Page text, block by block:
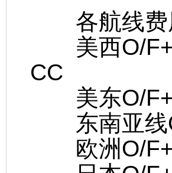
各航线费
美西O/
CC
美东O/
东南亚线
欧洲O/